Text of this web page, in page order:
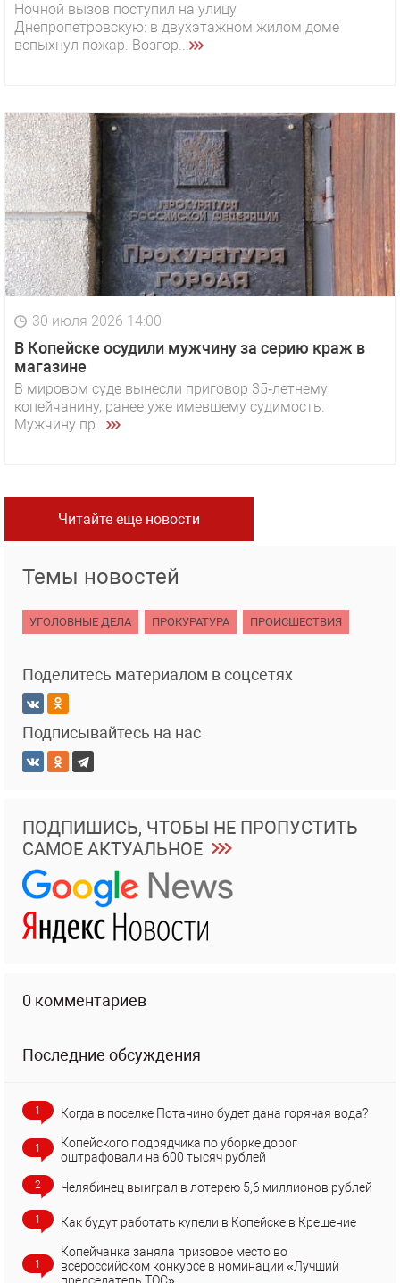
Ночной вызов поступил на улицу
Днепропетровскую: в двухэтажном жилом доме
вспыхнул пожар. Возгор...
30 июля 2026 14:00
В Копейске осудили мужчину за серию краж в
магазине
В мировом суде вынесли приговор 35‑летнему
копейчанину, ранее уже имевшему судимость.
Мужчину пр...
Читайте еще новости
Темы новостей
УГОЛОВНЫЕ ДЕЛА ПРОКУРАТУРА ПРОИСШЕСТВИЯ
Поделитесь материалом в соцсетях
Подписывайтесь на нас
ПОДПИШИСЬ, ЧТОБЫ НЕ ПРОПУСТИТЬ
САМОЕ АКТУАЛЬНОЕ
0 комментариев
Последние обсуждения
1 Когда в поселке Потанино будет дана горячая вода?
1
Копейского подрядчика по уборке дорог
оштрафовали на 600 тысяч рублей
2 Челябинец выиграл в лотерею 5,6 миллионов рублей
1 Как будут работать купели в Копейске в Крещение
1
Копейчанка заняла призовое место во
всероссийском конкурсе в номинации «Лучший